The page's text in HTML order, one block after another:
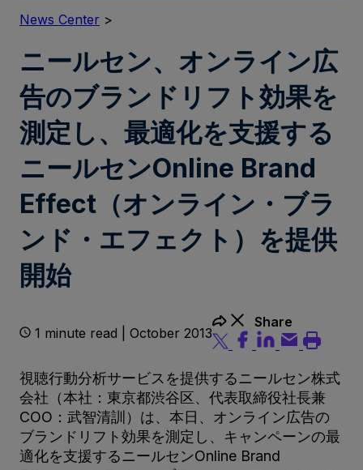
News Center >
ニールセン、オンライン広
告のブランドリフト効果を
測定し、最適化を支援する
ニールセンOnline Brand
Effect（オンライン・ブラ
ンド・エフェクト）を提供
開始
1 minute read | October 2013
Share
視聴行動分析サービスを提供するニールセン株式
会社（本社：東京都渋谷区、代表取締役社長兼
COO：武智清訓）は、本日、オンライン広告の
ブランドリフト効果を測定し、キャンペーンの最
適化を支援するニールセンOnline Brand